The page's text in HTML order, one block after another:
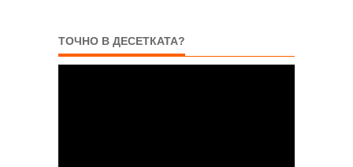
ТОЧНО В ДЕСЕТКАТА?